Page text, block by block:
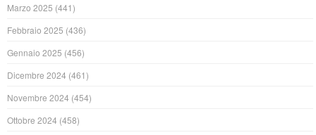
Marzo 2025 (441)
Febbraio 2025 (436)
Gennaio 2025 (456)
Dicembre 2024 (461)
Novembre 2024 (454)
Ottobre 2024 (458)